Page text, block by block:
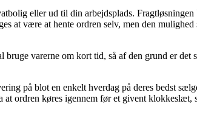
eller ud til din arbejdsplads.
at være at hente ordren selv, men den
varerne om kort tid, så af den grund er det
på blot en enkelt hverdag på deres bedst
ordren køres igennem før et givent klokkeslæt,